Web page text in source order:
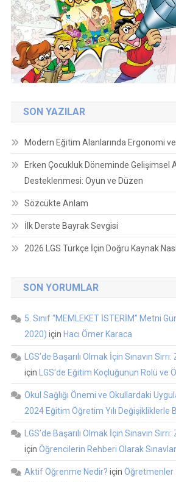
SON YAZILAR
Modern Eğitim Alanlarında Ergonomi
Erken Çocukluk Döneminde Gelişimsel
Desteklenmesi: Oyun ve Düzen
Sözcükte Anlam
İlk Derste Bayrak Sevgisi
2026 LGS Türkçe İçin Doğru Kaynak
SON YORUMLAR
5. Sınıf “MEMLEKET İSTERİM” Metni
2020) için Hacı Ömer Karaca
LGS’de Başarılı Olmak İçin Sınavın
için
LGS'de Eğitim Koçluğunun Rolü ve
Okul Sağlığı Önemi ve Okullardaki
2024 Eğitim Öğretim Yılı Değişikliklerle
LGS’de Başarılı Olmak İçin Sınavın
için Öğrencilerin Rehberi Olarak
Aktif Öğrenme Nedir? için Öğretmenler